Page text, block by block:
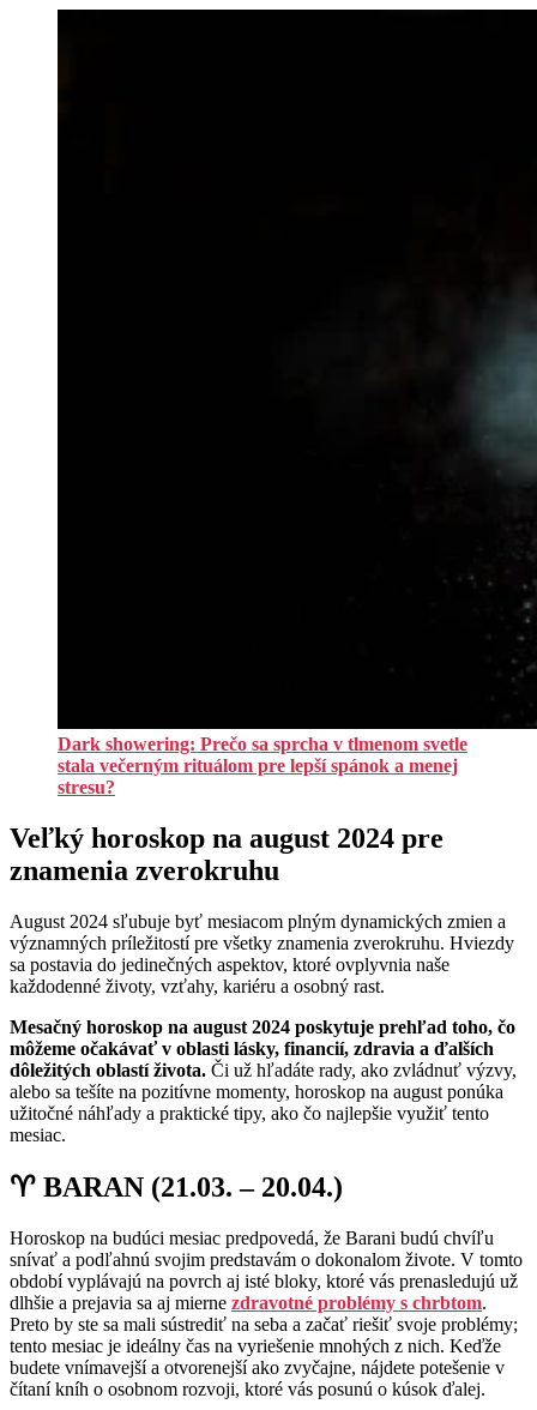
Dark showering: Prečo sa sprcha v tlmenom svetle
stala večerným rituálom pre lepší spánok a menej
stresu?
Veľký horoskop na august 2024 pre
znamenia zverokruhu
August 2024 sľubuje byť mesiacom plným dynamických zmien a
významných príležitostí pre všetky znamenia zverokruhu. Hviezdy
sa postavia do jedinečných aspektov, ktoré ovplyvnia naše
každodenné životy, vzťahy, kariéru a osobný rast.
Mesačný horoskop na august 2024 poskytuje prehľad toho, čo
môžeme očakávať v oblasti lásky, financií, zdravia a ďalších
dôležitých oblastí života. Či už hľadáte rady, ako zvládnuť výzvy,
alebo sa tešíte na pozitívne momenty, horoskop na august ponúka
užitočné náhľady a praktické tipy, ako čo najlepšie využiť tento
mesiac.
♈ BARAN (21.03. – 20.04.)
Horoskop na budúci mesiac predpovedá, že Barani budú chvíľu
snívať a podľahnú svojim predstavám o dokonalom živote. V tomto
období vyplávajú na povrch aj isté bloky, ktoré vás prenasledujú už
dlhšie a prejavia sa aj mierne zdravotné problémy s chrbtom.
Preto by ste sa mali sústrediť na seba a začať riešiť svoje problémy;
tento mesiac je ideálny čas na vyriešenie mnohých z nich. Keďže
budete vnímavejší a otvorenejší ako zvyčajne, nájdete potešenie v
čítaní kníh o osobnom rozvoji, ktoré vás posunú o kúsok ďalej.